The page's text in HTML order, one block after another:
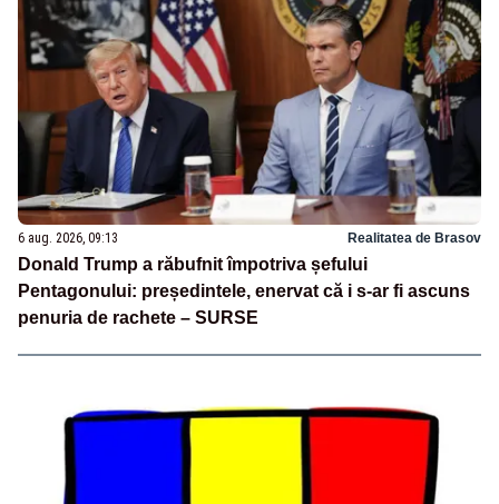
6 aug. 2026, 09:13 Realitatea de Brasov
Donald Trump a răbufnit împotriva șefului
Pentagonului: președintele, enervat că i s-ar fi ascuns
penuria de rachete – SURSE